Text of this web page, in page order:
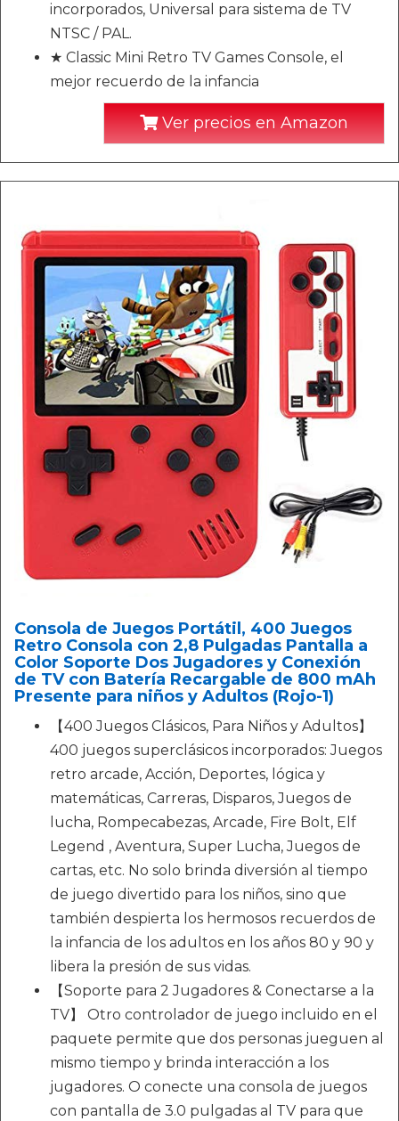
incorporados, Universal para sistema de TV
NTSC / PAL.
★ Classic Mini Retro TV Games Console, el
mejor recuerdo de la infancia
Ver precios en Amazon
Consola de Juegos Portátil, 400 Juegos
Retro Consola con 2,8 Pulgadas Pantalla a
Color Soporte Dos Jugadores y Conexión
de TV con Batería Recargable de 800 mAh
Presente para niños y Adultos (Rojo-1)
【400 Juegos Clásicos, Para Niños y Adultos】
400 juegos superclásicos incorporados: Juegos
retro arcade, Acción, Deportes, lógica y
matemáticas, Carreras, Disparos, Juegos de
lucha, Rompecabezas, Arcade, Fire Bolt, Elf
Legend , Aventura, Super Lucha, Juegos de
cartas, etc. No solo brinda diversión al tiempo
de juego divertido para los niños, sino que
también despierta los hermosos recuerdos de
la infancia de los adultos en los años 80 y 90 y
libera la presión de sus vidas.
【Soporte para 2 Jugadores & Conectarse a la
TV】 Otro controlador de juego incluido en el
paquete permite que dos personas jueguen al
mismo tiempo y brinda interacción a los
jugadores. O conecte una consola de juegos
con pantalla de 3.0 pulgadas al TV para que